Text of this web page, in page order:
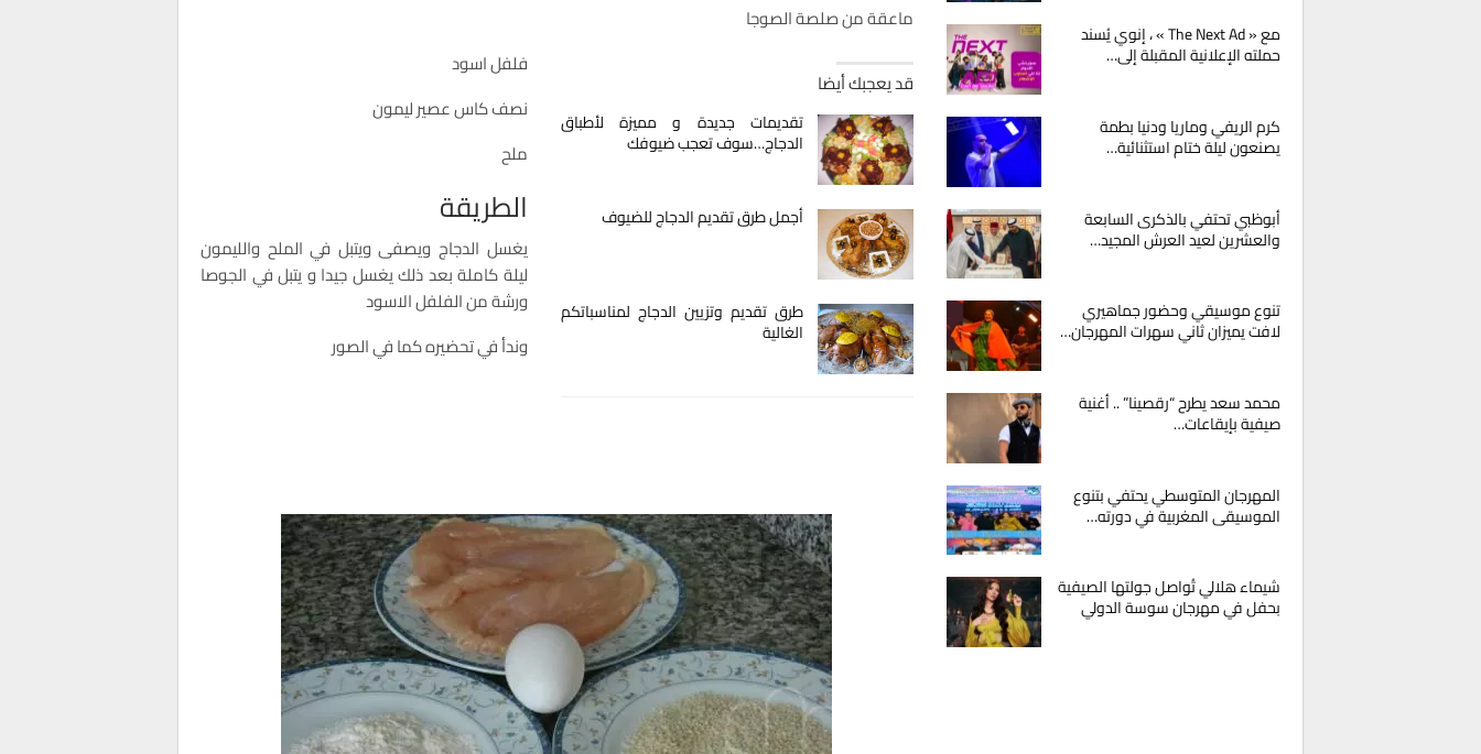
ماعقة من صلصة الصوجا
قد يعجبك أيضا
تقديمات جديدة و مميزة لأطباق
الدجاج…سوف تعجب ضيوفك
أجمل طرق تقديم الدجاج للضيوف
طرق تقديم وتزيين الدجاج لمناسباتكم
الغالية
فلفل اسود
نصف كاس عصير ليمون
ملح
الطريقة
يغسل الدجاج ويصفى ويتبل في الملح والليمون
ليلة كاملة بعد ذلك يغسل جيدا و يتبل في الجوصا
ورشة من الفلفل الاسود
وندأ في تحضيره كما في الصور
مع « The Next Ad » ، إنوي يُسند
حملته الإعلانية المقبلة إلى…
كرم الريفي وماريا ودنيا بطمة
يصنعون ليلة ختام استثنائية…
أبوظبي تحتفي بالذكرى السابعة
والعشرين لعيد العرش المجيد…
تنوع موسيقي وحضور جماهيري
لافت يميزان ثاني سهرات المهرجان…
محمد سعد يطرح “رقصينا” .. أغنية
صيفية بإيقاعات…
المهرجان المتوسطي يحتفي بتنوع
الموسيقى المغربية في دورته…
شيماء هلالي تُواصل جولتها الصيفية
بحفل في مهرجان سوسة الدولي